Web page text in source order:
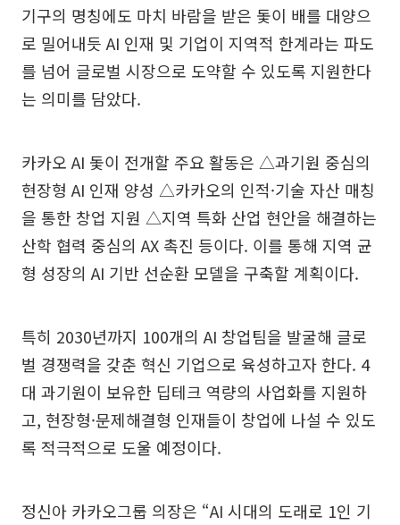
기구의 명칭에도 마치 바람을 받은 돛이 배를 대양으
로 밀어내듯 AI 인재 및 기업이 지역적 한계라는 파도
를 넘어 글로벌 시장으로 도약할 수 있도록 지원한다
는 의미를 담았다.
카카오 AI 돛이 전개할 주요 활동은 △과기원 중심의
현장형 AI 인재 양성 △카카오의 인적·기술 자산 매칭
을 통한 창업 지원 △지역 특화 산업 현안을 해결하는
산학 협력 중심의 AX 촉진 등이다. 이를 통해 지역 균
형 성장의 AI 기반 선순환 모델을 구축할 계획이다.
특히 2030년까지 100개의 AI 창업팀을 발굴해 글로
벌 경쟁력을 갖춘 혁신 기업으로 육성하고자 한다. 4
대 과기원이 보유한 딥테크 역량의 사업화를 지원하
고, 현장형·문제해결형 인재들이 창업에 나설 수 있도
록 적극적으로 도울 예정이다.
정신아 카카오그룹 의장은 “AI 시대의 도래로 1인 기